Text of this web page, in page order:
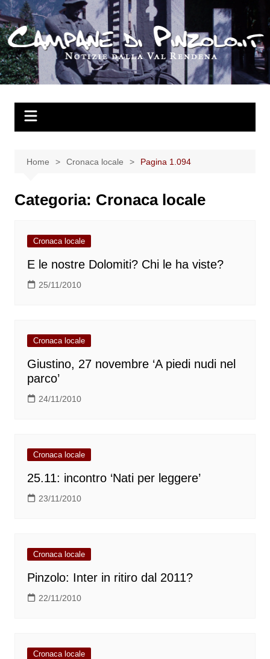
Salta
al
contenuto
Home Cronaca locale Pagina 1.094
Categoria: Cronaca locale
Cronaca locale
E le nostre Dolomiti? Chi le ha viste?
25/11/2010
Cronaca locale
Giustino, 27 novembre ‘A piedi nudi nel
parco’
24/11/2010
Cronaca locale
25.11: incontro ‘Nati per leggere’
23/11/2010
Cronaca locale
Pinzolo: Inter in ritiro dal 2011?
22/11/2010
Cronaca locale